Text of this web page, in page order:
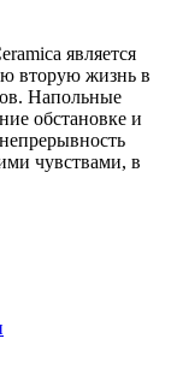
является
вторую жизнь в
Напольные
обстановке и
чувствами, в